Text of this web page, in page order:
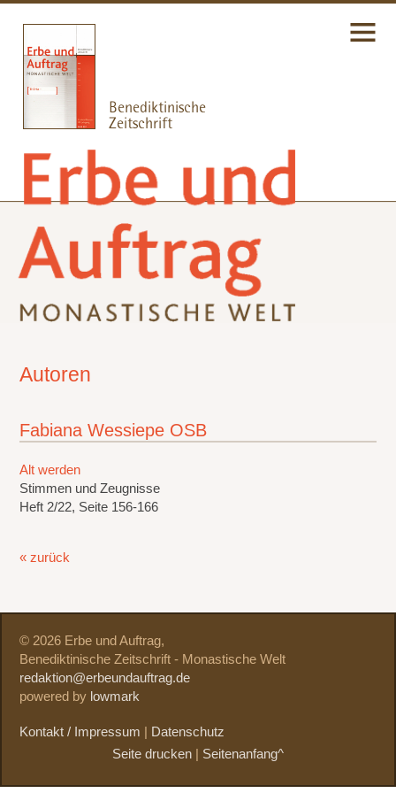
Autoren
Fabiana Wessiepe OSB
Alt werden
Stimmen und Zeugnisse
Heft 2/22, Seite 156-166
« zurück
© 2026 Erbe und Auftrag,
Benediktinische Zeitschrift - Monastische Welt
redaktion@erbeundauftrag.de
powered by lowmark
Kontakt / Impressum
Datenschutz
Seite drucken
Seitenanfang^